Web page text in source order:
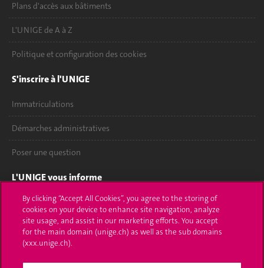
Plans d'accès aux bâtiments
L'UNIGE de A à Z
Politique et configuration des cookies
S'inscrire à l'UNIGE
Immatriculations
Démarches administratives
Poser une question
L'UNIGE vous informe
UNIGE Mobile
Médias
Offres d'emploi
By clicking “Accept All Cookies”, you agree to the storing of
cookies on your device to enhance site navigation, analyze
site usage, and assist in our marketing efforts. You accept
for the main domain (unige.ch) as well as the sub domains
(xxx.unige.ch).